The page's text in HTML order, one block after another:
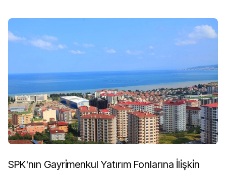
SPK'nın Gayri̇menkul Yatırım Fonlarına İli̇şki̇n